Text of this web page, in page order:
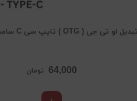
تبدیل او تی جی ( OTG ) تایپ سی C سامسونگ
64,000 تومان